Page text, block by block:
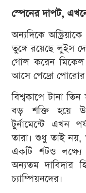
স্পেনের দাপট,
অন্যদিকে
তুঙ্গে রয়েছে লুইস
গোল করেন
আসে পেদ্রো পোরোর
বিশ্বকাপে টানা
বড় শক্তি হয়ে
টুর্নামেন্টে এখন
তারা। শুধু তাই নয়,
একটি শটও
অন্যতম দাবিদার
চ্যাম্পিয়নদের।